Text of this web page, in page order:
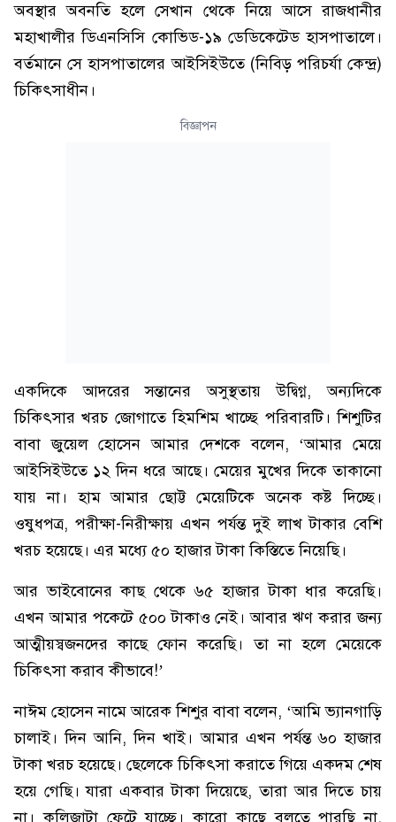
অবস্থার অবনতি হলে সেখান থেকে নিয়ে আসে রাজধানীর
মহাখালীর ডিএনসিসি কোভিড-১৯ ডেডিকেটেড হাসপাতালে।
বর্তমানে সে হাসপাতালের আইসিইউতে (নিবিড় পরিচর্যা কেন্দ্র)
চিকিৎসাধীন।
বিজ্ঞাপন
একদিকে আদরের সন্তানের অসুস্থতায় উদ্বিগ্ন, অন্যদিকে
চিকিৎসার খরচ জোগাতে হিমশিম খাচ্ছে পরিবারটি। শিশুটির
বাবা জুয়েল হোসেন আমার দেশকে বলেন, ‘আমার মেয়ে
আইসিইউতে ১২ দিন ধরে আছে। মেয়ের মুখের দিকে তাকানো
যায় না। হাম আমার ছোট্ট মেয়েটিকে অনেক কষ্ট দিচ্ছে।
ওষুধপত্র, পরীক্ষা-নিরীক্ষায় এখন পর্যন্ত দুই লাখ টাকার বেশি
খরচ হয়েছে। এর মধ্যে ৫০ হাজার টাকা কিস্তিতে নিয়েছি।
আর ভাইবোনের কাছ থেকে ৬৫ হাজার টাকা ধার করেছি।
এখন আমার পকেটে ৫০০ টাকাও নেই। আবার ঋণ করার জন্য
আত্মীয়স্বজনদের কাছে ফোন করেছি। তা না হলে মেয়েকে
চিকিৎসা করাব কীভাবে!’
নাঈম হোসেন নামে আরেক শিশুর বাবা বলেন, ‘আমি ভ্যানগাড়ি
চালাই। দিন আনি, দিন খাই। আমার এখন পর্যন্ত ৬০ হাজার
টাকা খরচ হয়েছে। ছেলেকে চিকিৎসা করাতে গিয়ে একদম শেষ
হয়ে গেছি। যারা একবার টাকা দিয়েছে, তারা আর দিতে চায়
না। কলিজাটা ফেটে যাচ্ছে। কারো কাছে বলতে পারছি না,